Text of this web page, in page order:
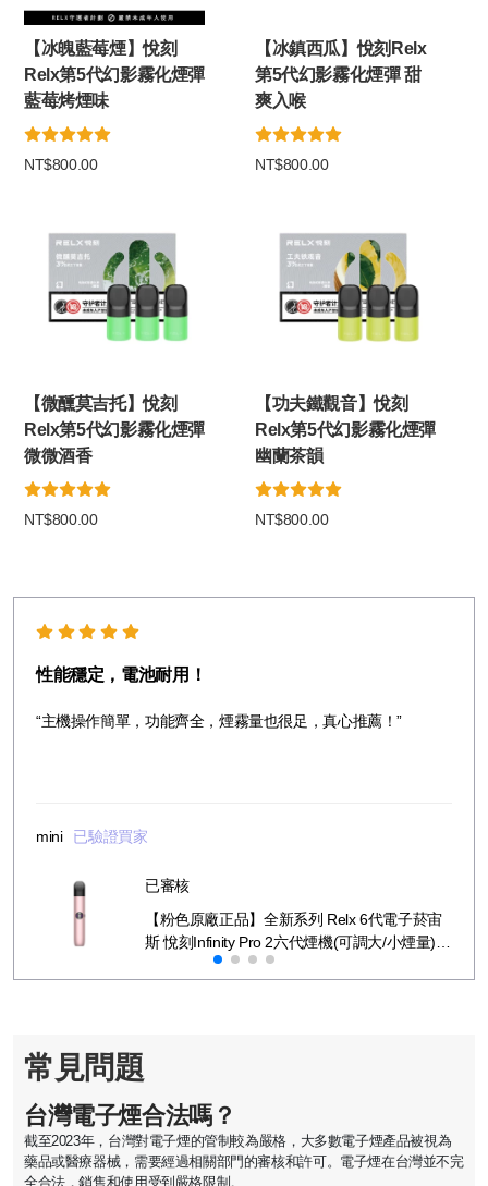
【冰魄藍莓煙】悅刻
Relx第5代幻影霧化煙彈
藍莓烤煙味
NT$800.00
【冰鎮西瓜】悅刻Relx
第5代幻影霧化煙彈 甜
爽入喉
NT$800.00
【微醺莫吉托】悅刻
Relx第5代幻影霧化煙彈
微微酒香
NT$800.00
【功夫鐵觀音】悅刻
Relx第5代幻影霧化煙彈
幽蘭茶韻
NT$800.00
性能穩定，電池耐用！
“主機操作簡單，功能齊全，煙霧量也很足，真心推薦！”
mini 已驗證買家
已審核
【粉色原廠正品】全新系列 Relx 6代電子菸宙
斯 悅刻Infinity Pro 2六代煙機(可調大/小煙量)
支持Relx 4/5代煙彈通用 (下訂秒發貨)
常見問題
台灣電子煙合法嗎？
截至2023年，台灣對電子煙的管制較為嚴格，大多數電子煙產品被視為
藥品或醫療器械，需要經過相關部門的審核和許可。電子煙在台灣並不完
全合法，銷售和使用受到嚴格限制。